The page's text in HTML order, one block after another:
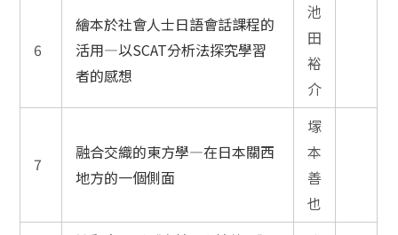
6
繪本於社會人士日語會話課程的
活用—以SCAT分析法探究學習
者的感想
池
田
裕
介
7
融合交織的東方學—在日本關西
地方的一個側面
塜
本
善
也